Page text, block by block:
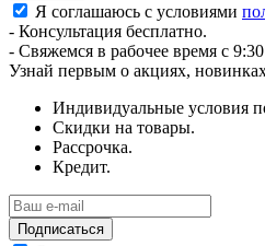
Я соглашаюсь с условиями
- Консультация бесплатно.
- Свяжемся в рабочее время с
Узнай первым о акциях,
Индивидуальные условия
Скидки на товары.
Рассрочка.
Кредит.